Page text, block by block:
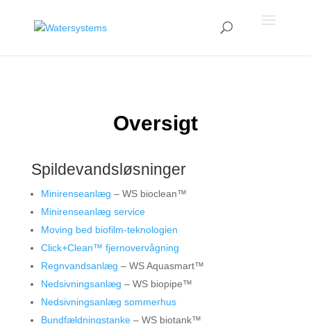
Oversigt
Spildevandsløsninger
Minirenseanlæg – WS bioclean™
Minirenseanlæg service
Moving bed biofilm-teknologien
Click+Clean™ fjernovervågning
Regnvandsanlæg – WS Aquasmart™
Nedsivningsanlæg – WS biopipe™
Nedsivningsanlæg sommerhus
Bundfældningstanke– WS biotank™